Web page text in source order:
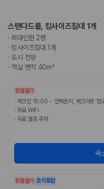
제주렌트카 최저가는 차량 기본요
함 여부, 면책금, 보상 한도, 옵션
로 저렴한 차량을 고를 수 있습니다.
2. 보험 조건은 가격만큼 중요
는 제주 렌트카 가격과 함께 보험
수준을 선택할 수 있습니다.
3. 제주공항 접근성과 셔틀 조
제주 렌트카는 차량 인수 위치와
달라집니다. 공항에서 렌트카 사
제주도 렌트카 차종별
스탠다드룸, 킹사이즈침대 1개
· 최대인원 2명
·킹사이즈침대 1개
· 도시 전망
·객실 면적 40m²
환불불가
· 체크인 15:00 ~ 언제든지, 체크아웃 정
· 무료 WiFi
· 무료 셀프 주차
숙
환불불가 조식포함